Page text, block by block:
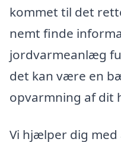
kommet til det
nemt finde
jordvarmeanlæg
det kan være en
opvarmning af dit
Vi hjælper dig